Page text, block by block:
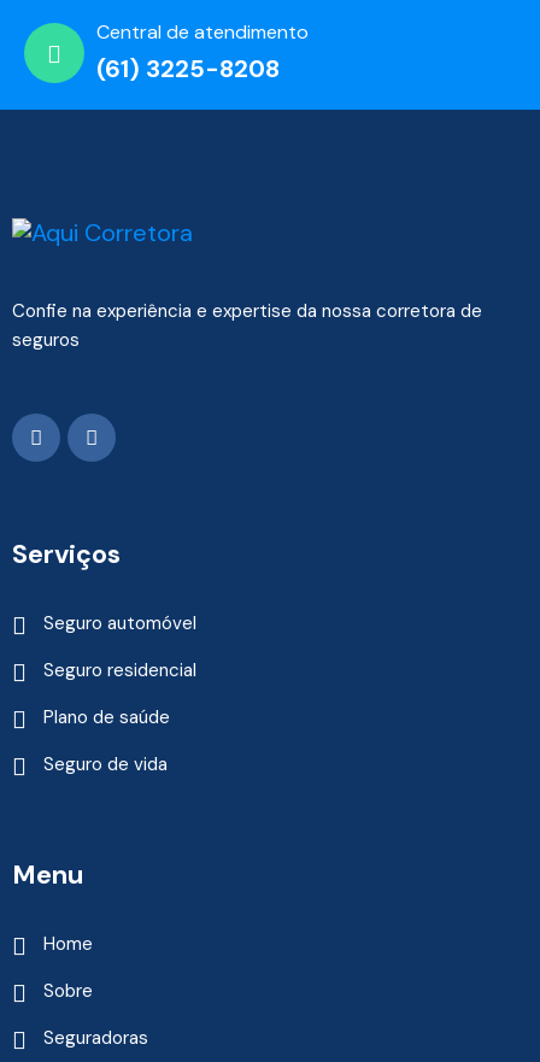
Central de atendimento
(61) 3225-8208
Confie na experiência e expertise da nossa corretora de
seguros
Serviços
Seguro automóvel
Seguro residencial
Plano de saúde
Seguro de vida
Menu
Home
Sobre
Seguradoras